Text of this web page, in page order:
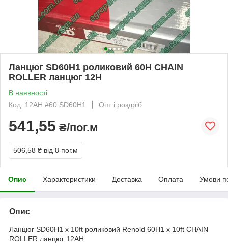
Ланцюг SD60H1 роликовий 60H CHAIN
ROLLER ланцюг 12H
В наявності
Код: 12AH #60 SD60H1
Опт і роздріб
541,55 ₴/пог.м
506,58 ₴ від 8 пог.м
Опис Характеристики Доставка Оплата Умови
Опис
Ланцюг SD60H1 x 10ft роликовий Renold 60H1 x 10ft CHAIN
ROLLER ланцюг 12AH